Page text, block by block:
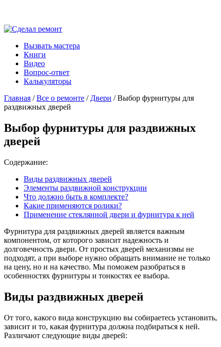
Вызвать мастера
Книги
Видео
Вопрос-ответ
Калькуляторы
Главная /Все о ремонте / Двери / Выбор фурнитуры для
раздвижных дверей
Выбор фурнитуры для раздвижных
дверей
Содержание:
Виды раздвижных дверей
Элементы раздвижной конструкции
Что должно быть в комплекте?
Какие применяются ролики?
Применение стеклянной двери и фурнитура к ней
Фурнитура для раздвижных дверей является важным
компонентом, от которого зависит надежность и
долговечность двери. От простых дверей механизмы не
подходят, а при выборе нужно обращать внимание не только
на цену, но и на качество. Мы поможем разобраться в
особенностях фурнитуры и тонкостях ее выбора.
Виды раздвижных дверей
От того, какого вида конструкцию вы собираетесь установить,
зависит и то, какая фурнитура должна подбираться к ней.
Различают следующие виды дверей: